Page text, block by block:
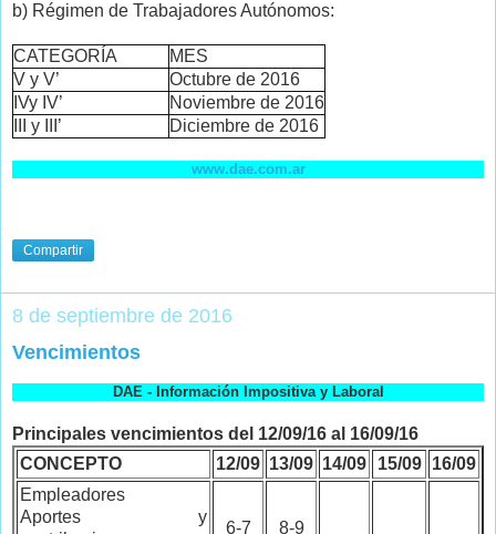
b) Régimen de Trabajadores Autónomos:
CATEGORÍA
MES
V y V’
Octubre de 2016
IVy IV’
Noviembre de 2016
III y III’
Diciembre de 2016
www.dae.com.ar
Compartir
8 de septiembre de 2016
Vencimientos
DAE - Información Impositiva y Laboral
Principales vencimientos del 12/09/16 al 16/09/16
CONCEPTO
12/09 13/09 14/09 15/09
16/09
Empleadores
Aportes y
6-7 8-9